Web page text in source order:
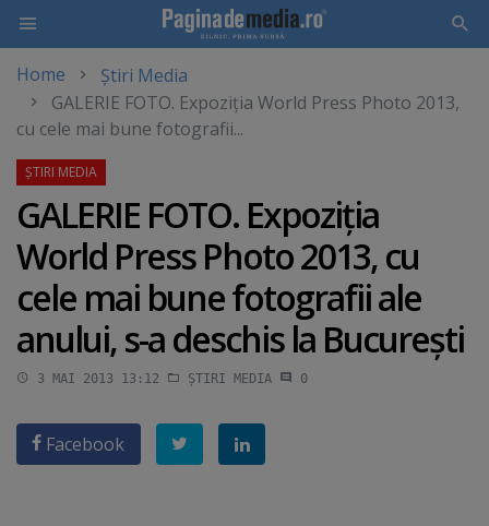
main
content
Home
Știri Media
GALERIE FOTO. Expoziţia World Press Photo 2013,
cu cele mai bune fotografii...
GALERIE FOTO. Expoziţia
World Press Photo 2013, cu
cele mai bune fotografii ale
anului, s-a deschis la Bucureşti
3 MAI 2013 13:12 ȘTIRI MEDIA 0
Facebook